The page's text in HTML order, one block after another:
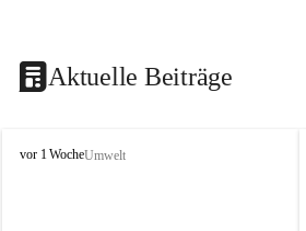
Aktuelle Beiträge
V
vor 1 WocheUmwelt